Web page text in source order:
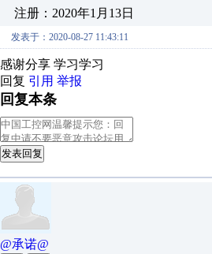
注册：2020年1月13日
发表于：2020-08-27 11:43:11
感谢分享 学习学习
回复 引用 举报
回复本条
发表回复
@承诺@